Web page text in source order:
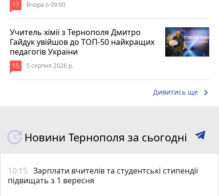
17 Вчора о 09:00
Учитель хімії з Тернополя Дмитро
Гайдук увійшов до ТОП-50 найкращих
педагогів України
15 5 серпня 2026 р.
Дивитись ще keyboard_arrow_right
Новини Тернополя за сьогодні
10:15 Зарплати вчителів та студентські стипендії
підвищать з 1 вересня